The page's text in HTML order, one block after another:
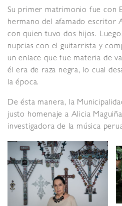
Su primer matrimonio fue con
hermano del afamado escritor
con quien tuvo dos hijos.
nupcias con el guitarrista y
un enlace que fue materia de
él era de raza negra, lo cual
la época.
De ésta manera, la
justo homenaje a Alicia
investigadora de la música